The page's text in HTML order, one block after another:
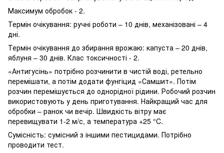
Максимум обробок - 2.
Термін очікування: ручні роботи – 10 днів, механізовані – 4
дні.
Термін очікування до збирання врожаю: капуста – 20 днів,
яблуня – 30 днів. Клас токсичності - 2.
«Антигусінь» потрібно розчинити в чистій воді, ретельно
перемішати, а потім додати фунгіцид «Самшит». Потім
розчин перемішується до однорідної рідини. Робочий розчин
використовують у день приготування. Найкращий час для
обробки – ранок чи вечір. Швидкість вітру має
перевищувати 1-2 м/с, а температура +25 °C.
Сумісність: сумісний з іншими пестицидами. Потрібно
проводити тест.